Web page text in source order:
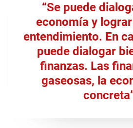
“Se puede
economía y
entendimiento. En
puede dialogar
finanzas. Las
gaseosas, la